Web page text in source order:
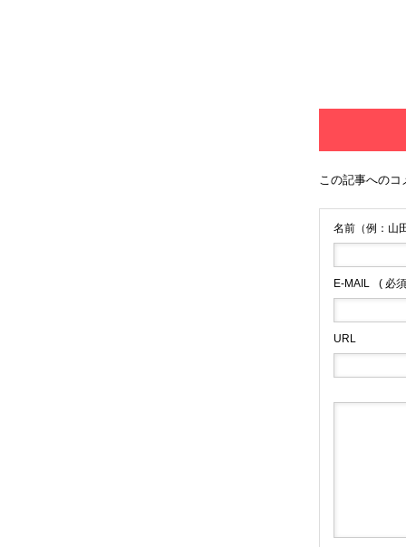
この記事へのコ
名前（例：山
E-MAIL ( 必
URL